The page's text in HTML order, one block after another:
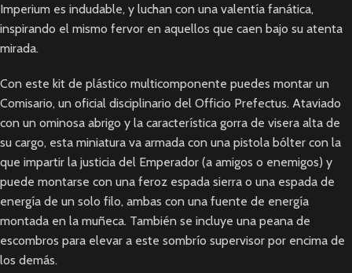
Imperium es indudable, y luchan con una valentía fanática,
inspirando el mismo fervor en aquellos que caen bajo su atenta
mirada.
Con este kit de plástico multicomponente puedes montar un
Comisario, un oficial disciplinario del Officio Prefectus. Ataviado
con un ominosa abrigo y la característica gorra de visera alta de
su cargo, esta miniatura va armada con una pistola bólter con la
que impartir la justicia del Emperador (a amigos o enemigos) y
puede montarse con una feroz espada sierra o una espada de
energía de un solo filo, ambas con una fuente de energía
montada en la muñeca. También se incluye una peana de
escombros para elevar a este sombrío supervisor por encima de
los demás.